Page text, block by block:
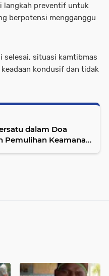
langkah preventif untuk
berpotensi mengganggu
selesai, situasi kamtibmas
kondusif dan tidak
dalam Doa
Pemulihan Keamanan